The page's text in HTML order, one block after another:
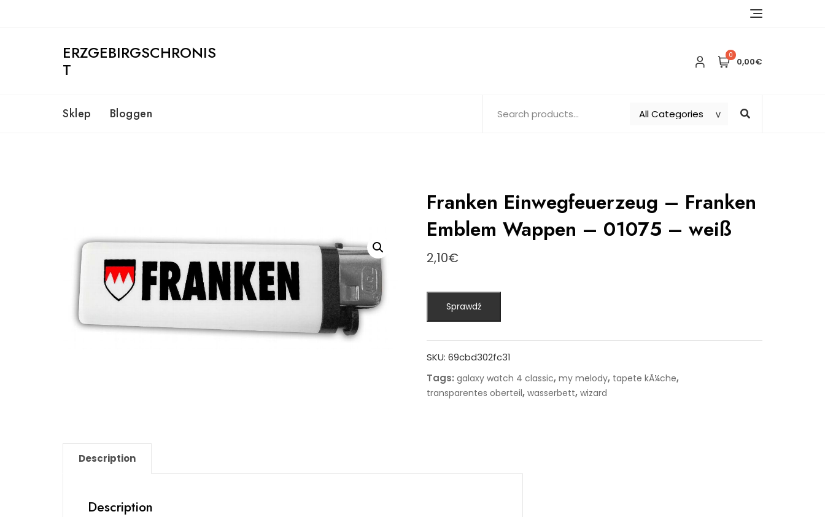
ERZGEBIRGSCHRONIS
T
0
0,00€
Sklep Bloggen
Franken Einwegfeuerzeug – Franken
Emblem Wappen – 01075 – weiß
2,10€
Sprawdź
SKU: 69cbd302fc31
Tags: galaxy watch 4 classic, my melody, tapete kÃ¼che,
transparentes oberteil, wasserbett, wizard
Description
Description